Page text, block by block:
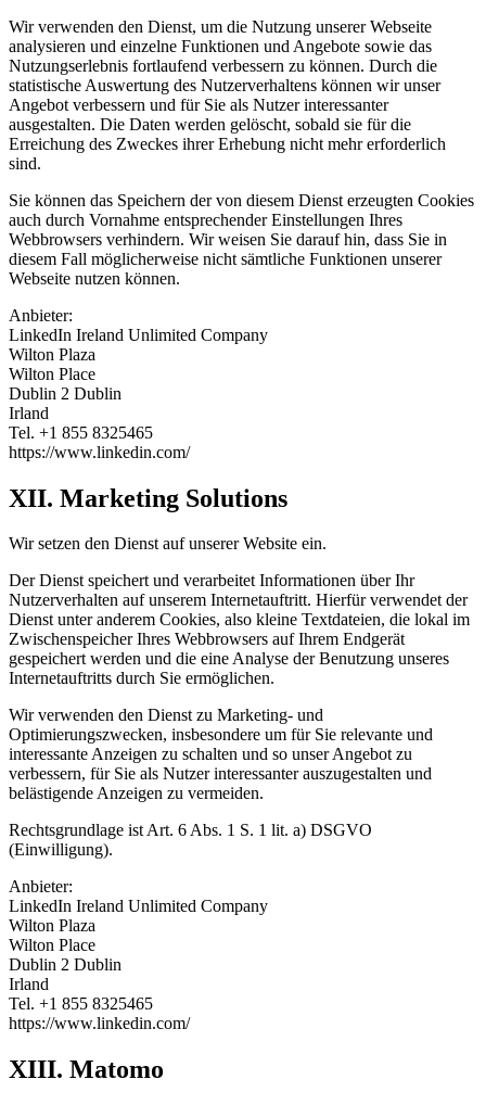
Wir verwenden den Dienst, um die Nutzung unserer Webseite
analysieren und einzelne Funktionen und Angebote sowie das
Nutzungserlebnis fortlaufend verbessern zu können. Durch die
statistische Auswertung des Nutzerverhaltens können wir unser
Angebot verbessern und für Sie als Nutzer interessanter
ausgestalten. Die Daten werden gelöscht, sobald sie für die
Erreichung des Zweckes ihrer Erhebung nicht mehr erforderlich
sind.
Sie können das Speichern der von diesem Dienst erzeugten Cookies
auch durch Vornahme entsprechender Einstellungen Ihres
Webbrowsers verhindern. Wir weisen Sie darauf hin, dass Sie in
diesem Fall möglicherweise nicht sämtliche Funktionen unserer
Webseite nutzen können.
Anbieter:
LinkedIn Ireland Unlimited Company
Wilton Plaza
Wilton Place
Dublin 2 Dublin
Irland
Tel. +1 855 8325465
https://www.linkedin.com/
XII. Marketing Solutions
Wir setzen den Dienst auf unserer Website ein.
Der Dienst speichert und verarbeitet Informationen über Ihr
Nutzerverhalten auf unserem Internetauftritt. Hierfür verwendet der
Dienst unter anderem Cookies, also kleine Textdateien, die lokal im
Zwischenspeicher Ihres Webbrowsers auf Ihrem Endgerät
gespeichert werden und die eine Analyse der Benutzung unseres
Internetauftritts durch Sie ermöglichen.
Wir verwenden den Dienst zu Marketing- und
Optimierungszwecken, insbesondere um für Sie relevante und
interessante Anzeigen zu schalten und so unser Angebot zu
verbessern, für Sie als Nutzer interessanter auszugestalten und
belästigende Anzeigen zu vermeiden.
Rechtsgrundlage ist Art. 6 Abs. 1 S. 1 lit. a) DSGVO
(Einwilligung).
Anbieter:
LinkedIn Ireland Unlimited Company
Wilton Plaza
Wilton Place
Dublin 2 Dublin
Irland
Tel. +1 855 8325465
https://www.linkedin.com/
XIII. Matomo